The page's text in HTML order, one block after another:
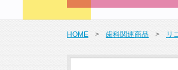
HOME > 歯科関連商品 > リ